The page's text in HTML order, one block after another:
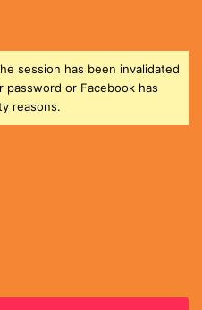
session has been invalidated
or Facebook has
reasons.